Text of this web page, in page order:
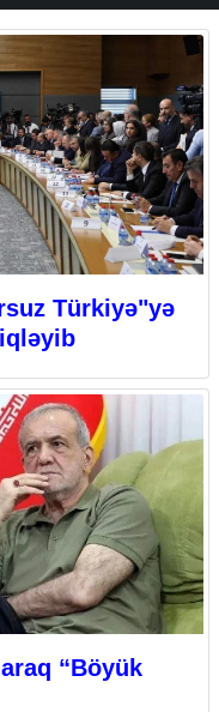
Türkiyə"yə
“Böyük